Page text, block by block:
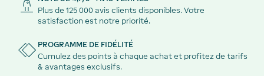
Plus de 125 000 avis clients disponibles. Votre
satisfaction est notre priorité.
PROGRAMME DE FIDÉLITÉ
Cumulez des points à chaque achat et profitez de tarifs
& avantages exclusifs.